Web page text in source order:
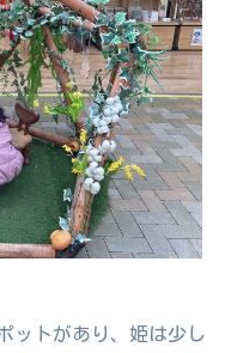
ットがあり、姫は少し